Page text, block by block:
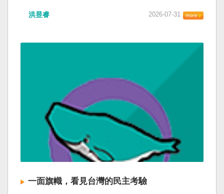
洪昱睿 2026-07-31
一面旗幟，看見台灣的民主考驗